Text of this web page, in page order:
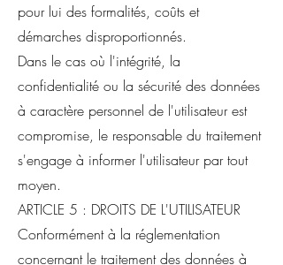
pour lui des formalités, coûts et
démarches disproportionnés.
Dans le cas où l'intégrité, la
confidentialité ou la sécurité des données
à caractère personnel de l'utilisateur est
compromise, le responsable du traitement
s'engage à informer l'utilisateur par tout
moyen.
ARTICLE 5 : DROITS DE L'UTILISATEUR
Conformément à la réglementation
concernant le traitement des données à